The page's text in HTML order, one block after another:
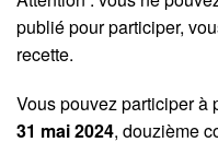
publié pour participer,
recette.
Vous pouvez participer à
31 mai 2024, douzième